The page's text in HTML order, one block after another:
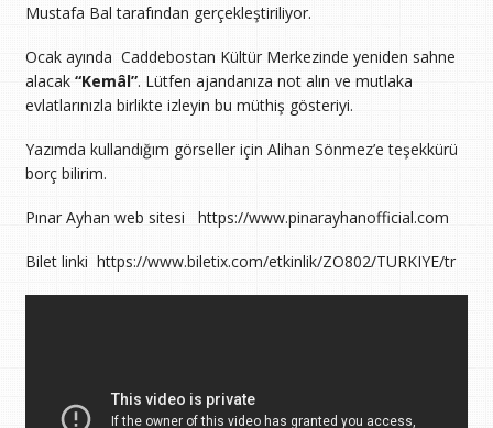
Mustafa Bal tarafından gerçekleştiriliyor.
Ocak ayında Caddebostan Kültür Merkezinde yeniden sahne
alacak “Kemâl”. Lütfen ajandanıza not alın ve mutlaka
evlatlarınızla birlikte izleyin bu müthiş gösteriyi.
Yazımda kullandığım görseller için Alihan Sönmez’e teşekkürü
borç bilirim.
Pınar Ayhan web sitesi https://www.pinarayhanofficial.com
Bilet linki https://www.biletix.com/etkinlik/ZO802/TURKIYE/tr